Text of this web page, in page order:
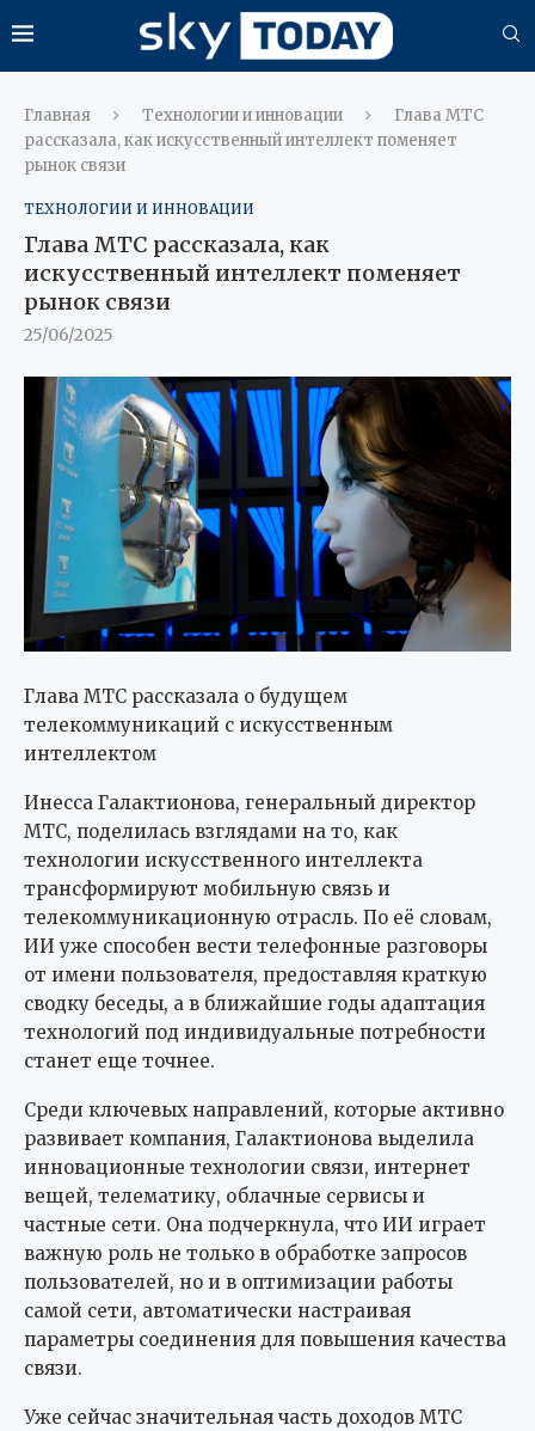
Главная Технологии и инновации
Глава МТС
рассказала, как искусственный интеллект поменяет
рынок связи
ТЕХНОЛОГИИ И ИННОВАЦИИ
Глава МТС рассказала, как
искусственный интеллект поменяет
рынок связи
25/06/2025
Глава МТС рассказала о будущем
телекоммуникаций с искусственным
интеллектом
Инесса Галактионова, генеральный директор
МТС, поделилась взглядами на то, как
технологии искусственного интеллекта
трансформируют мобильную связь и
телекоммуникационную отрасль. По её словам,
ИИ уже способен вести телефонные разговоры
от имени пользователя, предоставляя краткую
сводку беседы, а в ближайшие годы адаптация
технологий под индивидуальные потребности
станет еще точнее.
Среди ключевых направлений, которые активно
развивает компания, Галактионова выделила
инновационные технологии связи, интернет
вещей, телематику, облачные сервисы и
частные сети. Она подчеркнула, что ИИ играет
важную роль не только в обработке запросов
пользователей, но и в оптимизации работы
самой сети, автоматически настраивая
параметры соединения для повышения качества
связи.
Уже сейчас значительная часть доходов МТС